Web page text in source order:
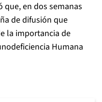
que, en dos semanas
de difusión que
la importancia de
Humana